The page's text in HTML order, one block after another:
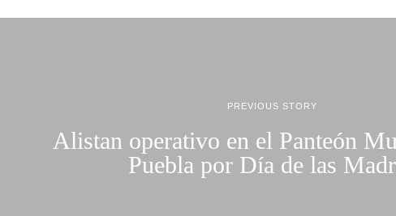
PREVIOUS STORY
Alistan operativo en el Panteón
Puebla por Día de las